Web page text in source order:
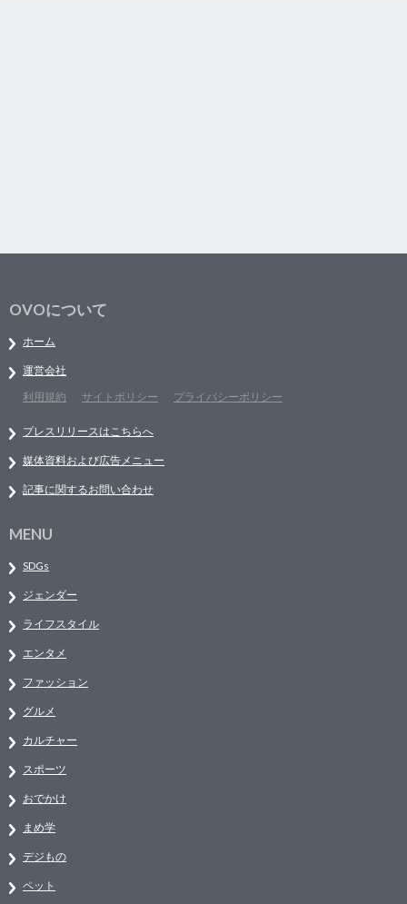
OVOについて
ホーム
運営会社
利用規約
サイトポリシー プライバシーポリシー
プレスリリースはこちらへ
媒体資料および広告メニュー
記事に関するお問い合わせ
MENU
SDGs
ジェンダー
ライフスタイル
エンタメ
ファッション
グルメ
カルチャー
スポーツ
おでかけ
まめ学
デジもの
ペット